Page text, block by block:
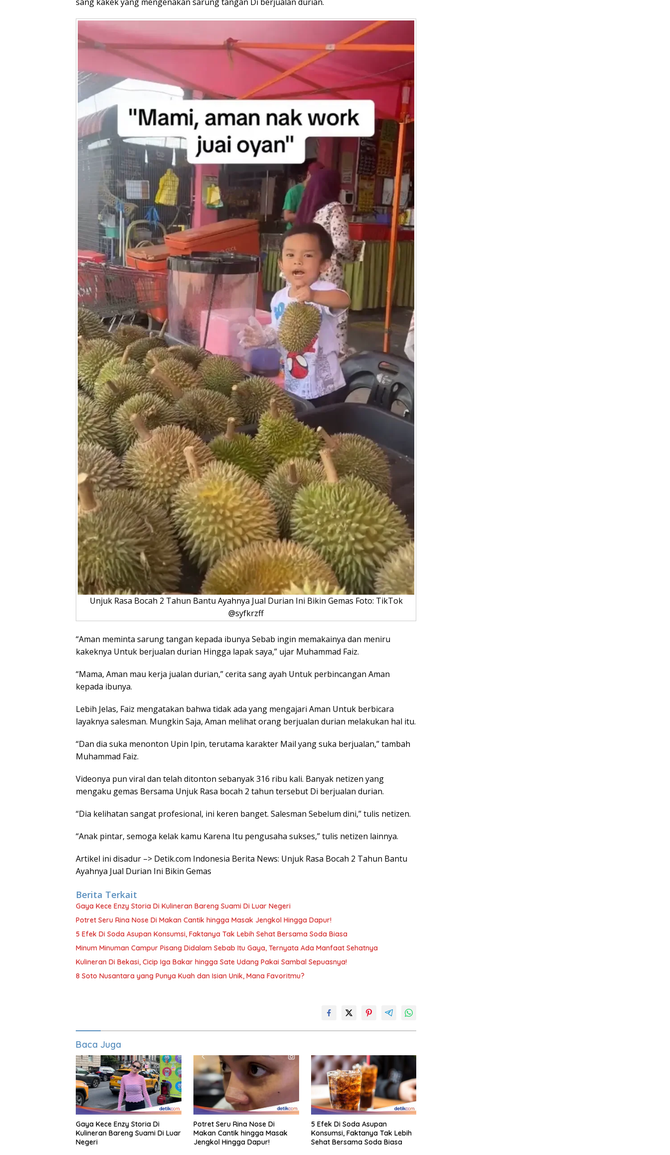
Unjuk Rasa Bocah 2 Tahun Bantu Ayahnya Jual Durian Ini Bikin Gemas Foto: TikTok
@syfkrzff
“Aman meminta sarung tangan kepada ibunya Sebab ingin memakainya dan meniru
kakeknya Untuk berjualan durian Hingga lapak saya,” ujar Muhammad Faiz.
“Mama, Aman mau kerja jualan durian,” cerita sang ayah Untuk perbincangan Aman
kepada ibunya.
Lebih Jelas, Faiz mengatakan bahwa tidak ada yang mengajari Aman Untuk berbicara
layaknya salesman. Mungkin Saja, Aman melihat orang berjualan durian melakukan hal itu.
“Dan dia suka menonton Upin Ipin, terutama karakter Mail yang suka berjualan,” tambah
Muhammad Faiz.
Videonya pun viral dan telah ditonton sebanyak 316 ribu kali. Banyak netizen yang
mengaku gemas Bersama Unjuk Rasa bocah 2 tahun tersebut Di berjualan durian.
“Dia kelihatan sangat profesional, ini keren banget. Salesman Sebelum dini,” tulis netizen.
“Anak pintar, semoga kelak kamu Karena Itu pengusaha sukses,” tulis netizen lainnya.
Artikel ini disadur –> Detik.com Indonesia Berita News: Unjuk Rasa Bocah 2 Tahun Bantu
Ayahnya Jual Durian Ini Bikin Gemas
Berita Terkait
Gaya Kece Enzy Storia Di Kulineran Bareng Suami Di Luar Negeri
Potret Seru Rina Nose Di Makan Cantik hingga Masak Jengkol Hingga Dapur!
5 Efek Di Soda Asupan Konsumsi, Faktanya Tak Lebih Sehat Bersama Soda Biasa
Minum Minuman Campur Pisang Didalam Sebab Itu Gaya, Ternyata Ada Manfaat Sehatnya
Kulineran Di Bekasi, Cicip Iga Bakar hingga Sate Udang Pakai Sambal Sepuasnya!
8 Soto Nusantara yang Punya Kuah dan Isian Unik, Mana Favoritmu?
Baca Juga
Gaya Kece Enzy Storia Di
Kulineran Bareng Suami Di Luar
Negeri
Potret Seru Rina Nose Di
Makan Cantik hingga Masak
Jengkol Hingga Dapur!
5 Efek Di Soda Asupan
Konsumsi, Faktanya Tak Lebih
Sehat Bersama Soda Biasa